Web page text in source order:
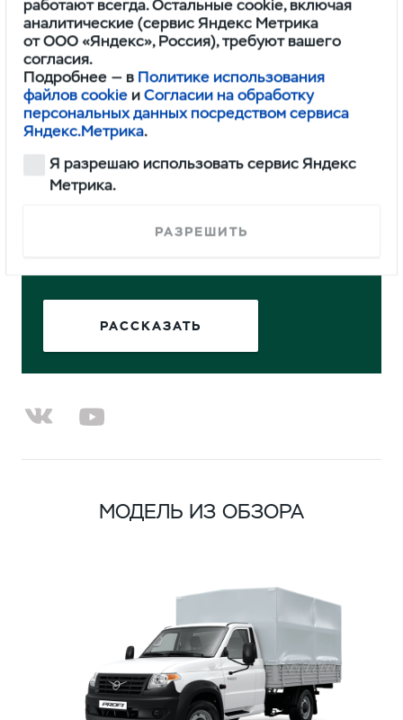
полным приводом.
Это не первый раз, когда УАЗ пытаются
переоборудовать в дом для путешествий. Не так
давно итальянская дизайн-
студияпревратила
«Буханку» в компактный
Понравился обзор? Вы можете стать
РАССКАЗАТЬ
МОДЕЛЬ ИЗ ОБЗОРА
работают всегда. Остальные cookie, включая
аналитические (сервис Яндекс Метрика
от ООО «Яндекс», Россия), требуют вашего
согласия.
Подробнее — в Политике использования
файлов cookie иСогласии на обработку
персональных данных посредством сервиса
Яндекс.Метрика.
Я разрешаю использовать сервис Яндекс
Метрика.
РАЗРЕШИТЬ